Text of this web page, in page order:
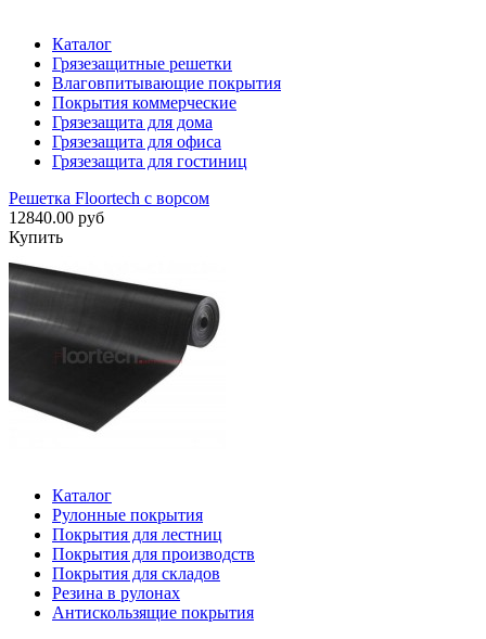
Каталог
Грязезащитные решетки
Влаговпитывающие покрытия
Покрытия коммерческие
Грязезащита для дома
Грязезащита для офиса
Грязезащита для гостиниц
Решетка Floortech с ворсом
12840.00 руб
Купить
Каталог
Рулонные покрытия
Покрытия для лестниц
Покрытия для производств
Покрытия для складов
Резина в рулонах
Антискользящие покрытия